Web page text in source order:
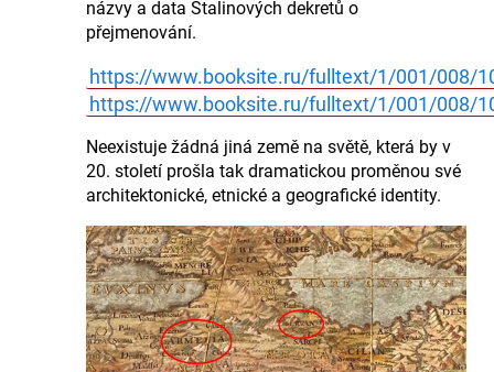
názvy a data Stalinových dekretů o
přejmenování.
https://www.booksite.ru/fulltext/1/001/008/
https://www.booksite.ru/fulltext/1/001/008/
Neexistuje žádná jiná země na světě, která by v
20. století prošla tak dramatickou proměnou své
architektonické, etnické a geografické identity.